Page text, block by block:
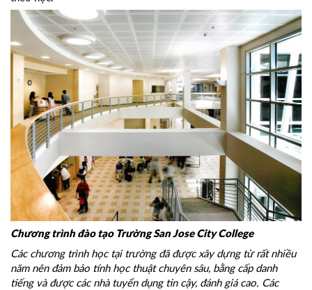
Chương trình đào tạo Trường San Jose City College
Các chương trình học tại trường đã được xây dựng từ rất nhiều
năm nên đảm bảo tính học thuật chuyên sâu, bằng cấp danh
tiếng và được các nhà tuyển dụng tin cậy, đánh giá cao. Các